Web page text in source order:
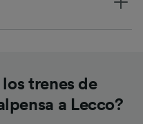
trenes de
a Lecco?